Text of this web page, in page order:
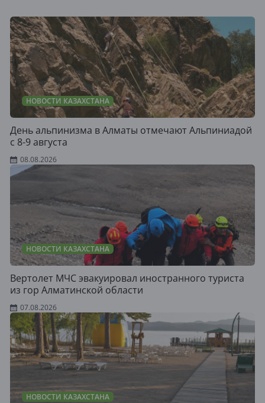
НОВОСТИ КАЗАХСТАНА
День альпинизма в Алматы отмечают Альпиниадой
с 8-9 августа
08.08.2026
НОВОСТИ КАЗАХСТАНА
Вертолет МЧС эвакуировал иностранного туриста
из гор Алматинской области
07.08.2026
НОВОСТИ КАЗАХСТАНА